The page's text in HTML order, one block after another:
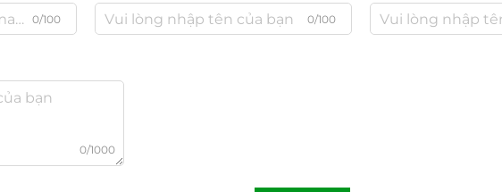
0/100 0/100
0/1000